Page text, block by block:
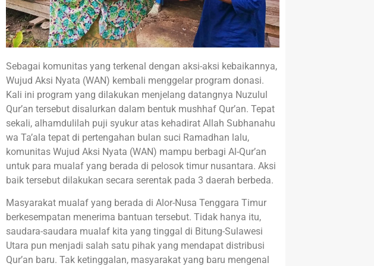
Sebagai komunitas yang terkenal dengan aksi-aksi kebaikannya,
Wujud Aksi Nyata (WAN) kembali menggelar program donasi.
Kali ini program yang dilakukan menjelang datangnya Nuzulul
Qur’an tersebut disalurkan dalam bentuk mushhaf Qur’an. Tepat
sekali, alhamdulilah puji syukur atas kehadirat Allah Subhanahu
wa Ta’ala tepat di pertengahan bulan suci Ramadhan lalu,
komunitas Wujud Aksi Nyata (WAN) mampu berbagi Al-Qur’an
untuk para mualaf yang berada di pelosok timur nusantara. Aksi
baik tersebut dilakukan secara serentak pada 3 daerah berbeda.
Masyarakat mualaf yang berada di Alor-Nusa Tenggara Timur
berkesempatan menerima bantuan tersebut. Tidak hanya itu,
saudara-saudara mualaf kita yang tinggal di Bitung-Sulawesi
Utara pun menjadi salah satu pihak yang mendapat distribusi
Qur’an baru. Tak ketinggalan, masyarakat yang baru mengenal